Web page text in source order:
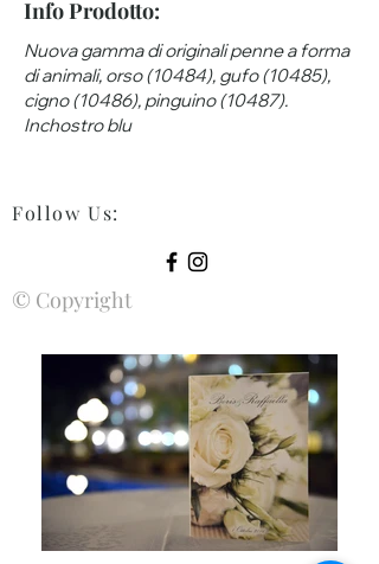
Info Prodotto:
Nuova gamma di originali penne a forma
di animali, orso (10484), gufo (10485),
cigno (10486), pinguino (10487).
Inchostro blu
Follow Us:
© Copyright